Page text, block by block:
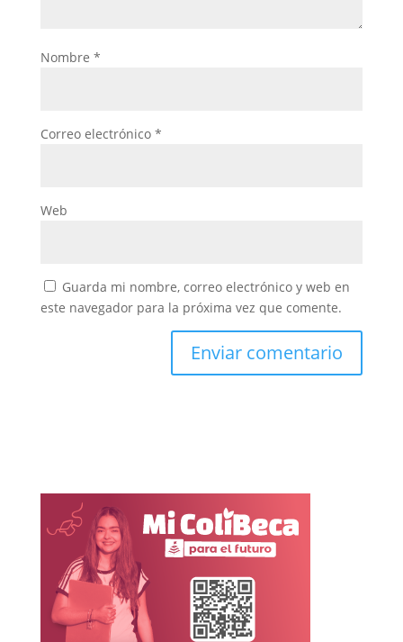
Nombre *
Correo electrónico *
Web
Guarda mi nombre, correo electrónico y web en
este navegador para la próxima vez que comente.